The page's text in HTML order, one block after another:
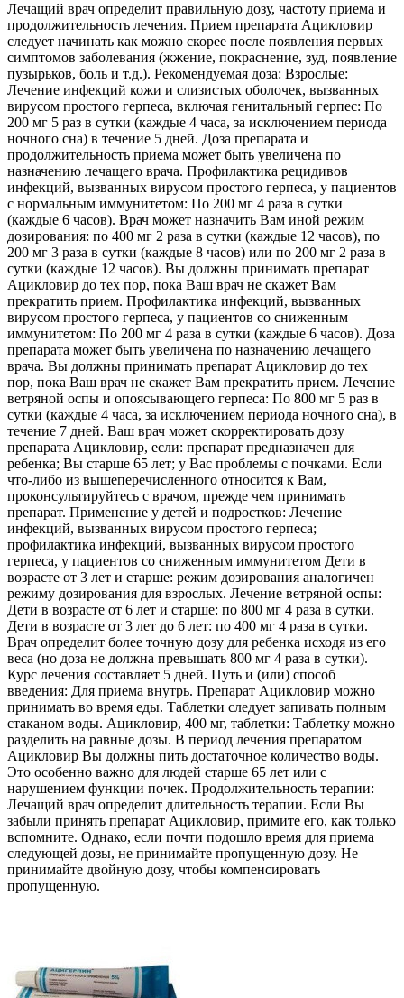
Лечащий врач определит правильную дозу, частоту приема и
продолжительность лечения. Прием препарата Ацикловир
следует начинать как можно скорее после появления первых
симптомов заболевания (жжение, покраснение, зуд, появление
пузырьков, боль и т.д.). Рекомендуемая доза: Взрослые:
Лечение инфекций кожи и слизистых оболочек, вызванных
вирусом простого герпеса, включая генитальный герпес: По
200 мг 5 раз в сутки (каждые 4 часа, за исключением периода
ночного сна) в течение 5 дней. Доза препарата и
продолжительность приема может быть увеличена по
назначению лечащего врача. Профилактика рецидивов
инфекций, вызванных вирусом простого герпеса, у пациентов
с нормальным иммунитетом: По 200 мг 4 раза в сутки
(каждые 6 часов). Врач может назначить Вам иной режим
дозирования: по 400 мг 2 раза в сутки (каждые 12 часов), по
200 мг 3 раза в сутки (каждые 8 часов) или по 200 мг 2 раза в
сутки (каждые 12 часов). Вы должны принимать препарат
Ацикловир до тех пор, пока Ваш врач не скажет Вам
прекратить прием. Профилактика инфекций, вызванных
вирусом простого герпеса, у пациентов со сниженным
иммунитетом: По 200 мг 4 раза в сутки (каждые 6 часов). Доза
препарата может быть увеличена по назначению лечащего
врача. Вы должны принимать препарат Ацикловир до тех
пор, пока Ваш врач не скажет Вам прекратить прием. Лечение
ветряной оспы и опоясывающего герпеса: По 800 мг 5 раз в
сутки (каждые 4 часа, за исключением периода ночного сна), в
течение 7 дней. Ваш врач может скорректировать дозу
препарата Ацикловир, если: препарат предназначен для
ребенка; Вы старше 65 лет; у Вас проблемы с почками. Если
что-либо из вышеперечисленного относится к Вам,
проконсультируйтесь с врачом, прежде чем принимать
препарат. Применение у детей и подростков: Лечение
инфекций, вызванных вирусом простого герпеса;
профилактика инфекций, вызванных вирусом простого
герпеса, у пациентов со сниженным иммунитетом Дети в
возрасте от 3 лет и старше: режим дозирования аналогичен
режиму дозирования для взрослых. Лечение ветряной оспы:
Дети в возрасте от 6 лет и старше: по 800 мг 4 раза в сутки.
Дети в возрасте от 3 лет до 6 лет: по 400 мг 4 раза в сутки.
Врач определит более точную дозу для ребенка исходя из его
веса (но доза не должна превышать 800 мг 4 раза в сутки).
Курс лечения составляет 5 дней. Путь и (или) способ
введения: Для приема внутрь. Препарат Ацикловир можно
принимать во время еды. Таблетки следует запивать полным
стаканом воды. Ацикловир, 400 мг, таблетки: Таблетку можно
разделить на равные дозы. В период лечения препаратом
Ацикловир Вы должны пить достаточное количество воды.
Это особенно важно для людей старше 65 лет или с
нарушением функции почек. Продолжительность терапии:
Лечащий врач определит длительность терапии. Если Вы
забыли принять препарат Ацикловир, примите его, как только
вспомните. Однако, если почти подошло время для приема
следующей дозы, не принимайте пропущенную дозу. Не
принимайте двойную дозу, чтобы компенсировать
пропущенную.